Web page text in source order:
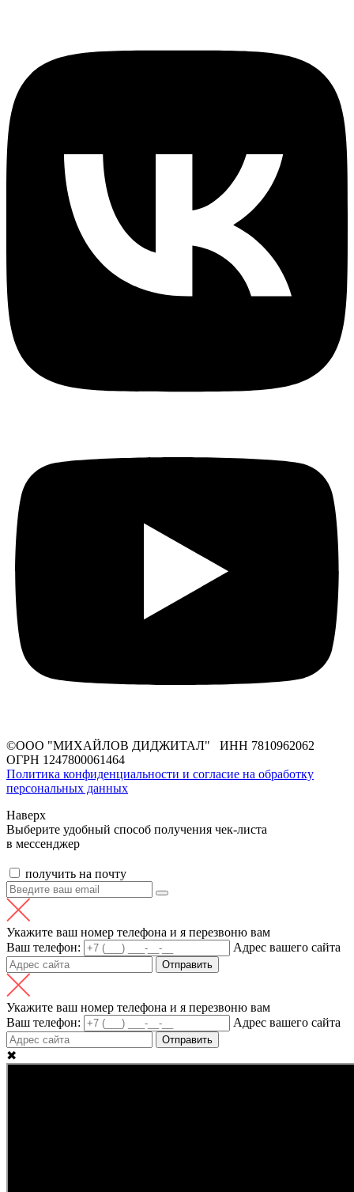
©ООО "МИХАЙЛОВ ДИДЖИТАЛ" ИНН 7810962062
ОГРН 1247800061464
Политика конфиденциальности и согласие на обработку
персональных данных
Наверх
Выберите удобный способ получения чек-листа
в мессенджер
получить на почту
Укажите ваш номер телефона и я перезвоню вам
Ваш телефон:
Адрес вашего сайта
Отправить
Укажите ваш номер телефона и я перезвоню вам
Ваш телефон:
Адрес вашего сайта
Отправить
✖